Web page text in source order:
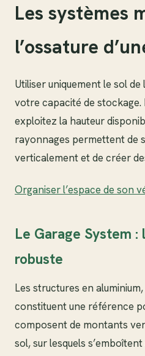
Les systèmes
l’ossature
Utiliser uniquement le sol
votre capacité de
exploitez la hauteur
rayonnages permettent de
verticalement et de créer
Organiser l’espace de son
Le Garage System
robuste
Les structures en
constituent une référence
composent de montants
sol, sur lesquels